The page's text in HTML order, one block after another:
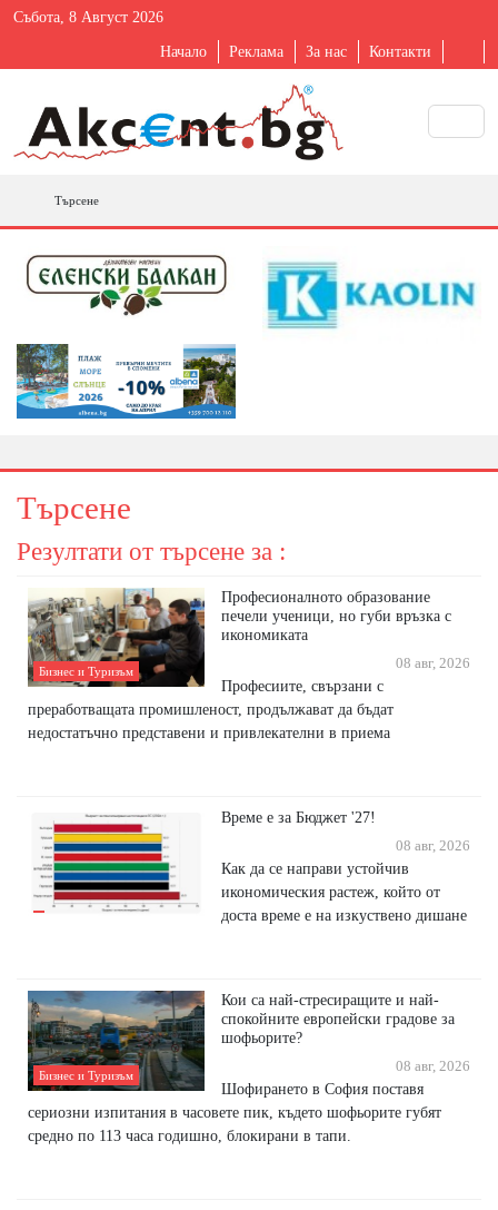
Събота, 8 Август 2026
Начало Реклама За нас Контакти
Търсене
Търсене
Резултати от търсене за :
Бизнес и Туризъм
Професионалното образование
печели ученици, но губи връзка с
икономиката
08 авг, 2026
Професиите, свързани с
преработващата промишленост, продължават да бъдат
недостатъчно представени и привлекателни в приема
Време е за Бюджет '27!
08 авг, 2026
Как да се направи устойчив
икономическия растеж, който от
доста време е на изкуствено дишане
Бизнес и Туризъм
Кои са най-стресиращите и най-
спокойните европейски градове за
шофьорите?
08 авг, 2026
Шофирането в София поставя
сериозни изпитания в часовете пик, където шофьорите губят
средно по 113 часа годишно, блокирани в тапи.